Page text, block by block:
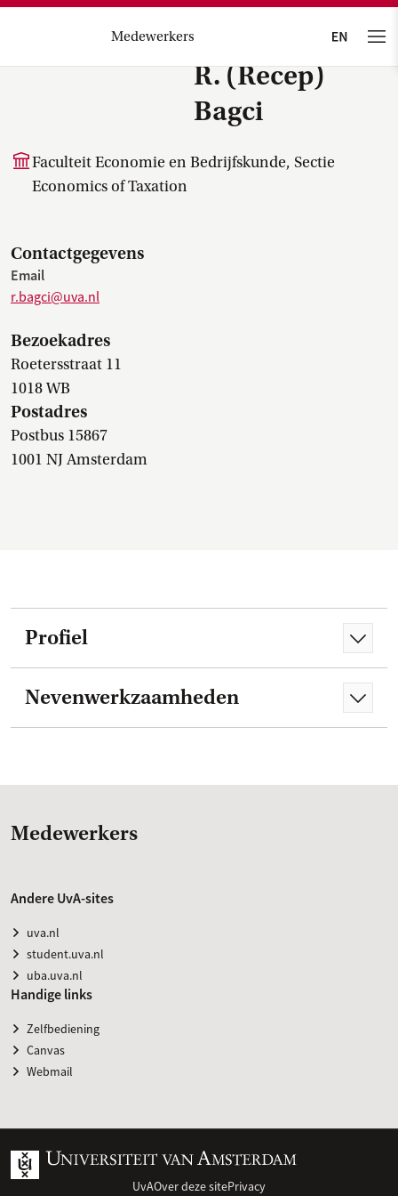
Medewerkers
R. (Recep)
Bagci
Faculteit Economie en Bedrijfskunde, Sectie
Economics of Taxation
Contactgegevens
Email
r.bagci@uva.nl
Bezoekadres
Roetersstraat 11
1018 WB
Postadres
Postbus 15867
1001 NJ Amsterdam
Profiel
Nevenwerkzaamheden
Medewerkers
Andere UvA-sites
uva.nl
student.uva.nl
uba.uva.nl
Handige links
Zelfbediening
Canvas
Webmail
UvAOver deze sitePrivacy